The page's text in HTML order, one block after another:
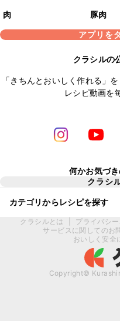
肉 豚肉
アプリを
クラシルの
「きちんとおいしく作れる」
レシピ動画を
何かお気づ
クラシ
カテゴリからレシピを探す
クラシルとは プライバシ
サービスに関してのお
おいしく安全
Copyright©